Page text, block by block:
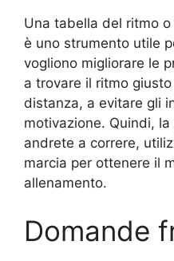
Una tabella del ritmo
è uno strumento utile
vogliono migliorare le
a trovare il ritmo
distanza, a evitare gli
motivazione. Quindi,
andrete a correre,
marcia per ottenere il
allenamento.
Domande